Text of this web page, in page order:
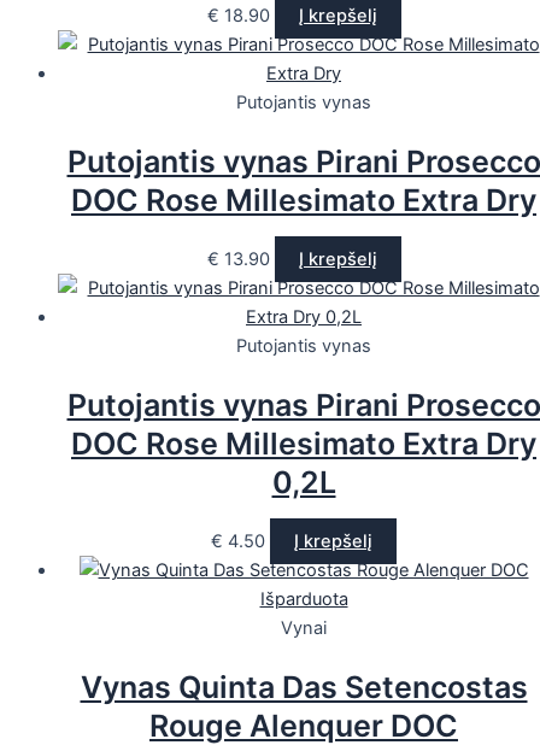
€ 18.90 Į krepšelį
Putojantis vynas
Putojantis vynas Pirani Prosecco
DOC Rose Millesimato Extra Dry
€ 13.90 Į krepšelį
Putojantis vynas
Putojantis vynas Pirani Prosecco
DOC Rose Millesimato Extra Dry
0,2L
€ 4.50 Į krepšelį
Išparduota
Vynai
Vynas Quinta Das Setencostas
Rouge Alenquer DOC